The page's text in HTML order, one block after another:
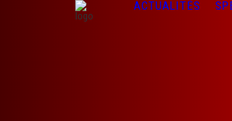
ACTUALITÉS